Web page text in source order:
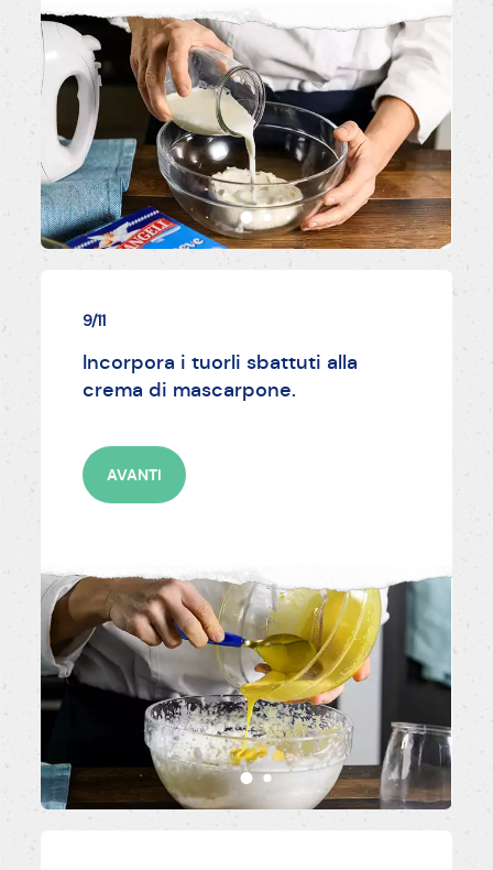
9/11
Incorpora i tuorli sbattuti alla
crema di mascarpone.
AVANTI